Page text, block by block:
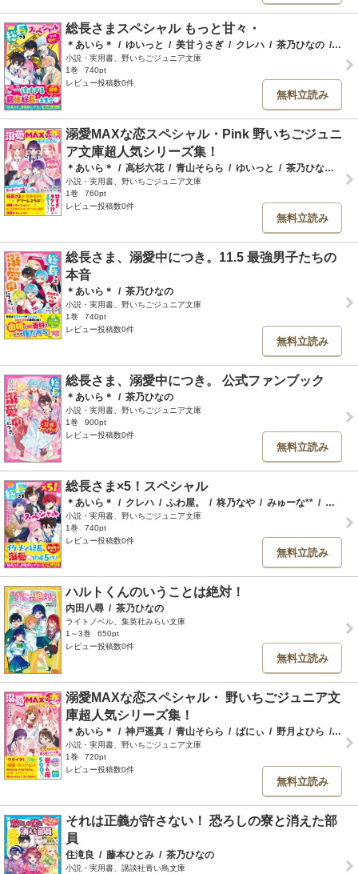
総長さまスペシャル もっと甘々・
＊あいら＊ / ゆいっと / 美甘うさぎ / クレハ / 茶乃ひなの / カト
小説・実用書、野いちごジュニア文庫
1巻
740pt
レビュー投稿数0件
無料立読み
溺愛MAXな恋スペシャル・Pink 野いちごジュニ
ア文庫超人気シリーズ集！
＊あいら＊ / 高杉六花 / 青山そらら / ゆいっと / 茶乃ひなの
小説・実用書、野いちごジュニア文庫
1巻
760pt
レビュー投稿数0件
無料立読み
総長さま、溺愛中につき。11.5 最強男子たちの
本音
＊あいら＊ / 茶乃ひなの
小説・実用書、野いちごジュニア文庫
1巻
740pt
レビュー投稿数0件
無料立読み
総長さま、溺愛中につき。 公式ファンブック
＊あいら＊ / 茶乃ひなの
小説・実用書、野いちごジュニア文庫
1巻
900pt
レビュー投稿数0件
無料立読み
総長さま×5！スペシャル
＊あいら＊ / クレハ / ふわ屋。 / 柊乃なや / みゅーな** /
小説・実用書、野いちごジュニア文庫
1巻
740pt
レビュー投稿数0件
無料立読み
ハルトくんのいうことは絶対！
内田八尋 / 茶乃ひなの
ライトノベル、集英社みらい文庫
1～3巻
650pt
レビュー投稿数0件
無料立読み
溺愛MAXな恋スペシャル・ 野いちごジュニア文
庫超人気シリーズ集！
＊あいら＊ / 神戸遥真 / 青山そらら / ばにぃ / 野月よひら / 茶
小説・実用書、野いちごジュニア文庫
1巻
720pt
レビュー投稿数0件
無料立読み
それは正義が許さない！ 恐ろしの寮と消えた部
員
住滝良 / 藤本ひとみ / 茶乃ひなの
小説・実用書、講談社青い鳥文庫